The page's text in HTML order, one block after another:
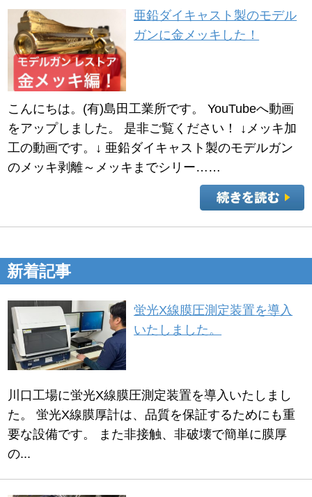
亜鉛ダイキャスト製のモデル
ガンに金メッキした！
こんにちは。(有)島田工業所です。 YouTubeへ動画
をアップしました。 是非ご覧ください！ ↓メッキ加
工の動画です。↓ 亜鉛ダイキャスト製のモデルガン
のメッキ剥離～メッキまでシリー……
新着記事
蛍光X線膜圧測定装置を導入
いたしました。
川口工場に蛍光X線膜圧測定装置を導入いたしまし
た。 蛍光X線膜厚計は、品質を保証するためにも重
要な設備です。 また非接触、非破壊で簡単に膜厚
の...